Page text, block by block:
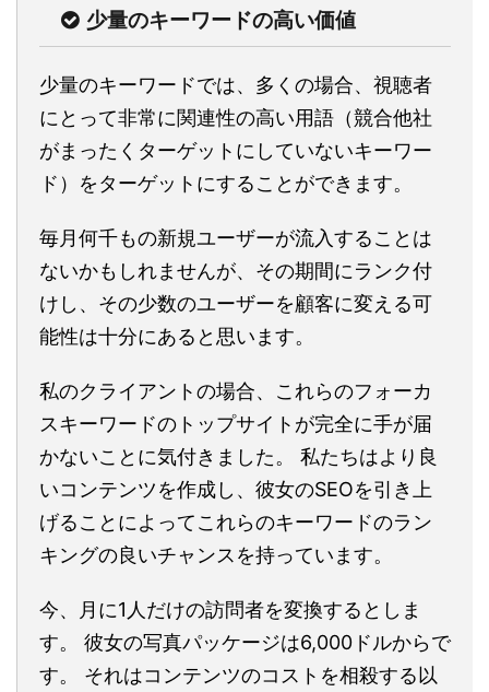
少量のキーワードの高い価値
少量のキーワードでは、多くの場合、視聴者
にとって非常に関連性の高い用語（競合他社
がまったくターゲットにしていないキーワー
ド）をターゲットにすることができます。
毎月何千もの新規ユーザーが流入することは
ないかもしれませんが、その期間にランク付
けし、その少数のユーザーを顧客に変える可
能性は十分にあると思います。
私のクライアントの場合、これらのフォーカ
スキーワードのトップサイトが完全に手が届
かないことに気付きました。 私たちはより良
いコンテンツを作成し、彼女のSEOを引き上
げることによってこれらのキーワードのラン
キングの良いチャンスを持っています。
今、月に1人だけの訪問者を変換するとしま
す。 彼女の写真パッケージは6,000ドルからで
す。 それはコンテンツのコストを相殺する以